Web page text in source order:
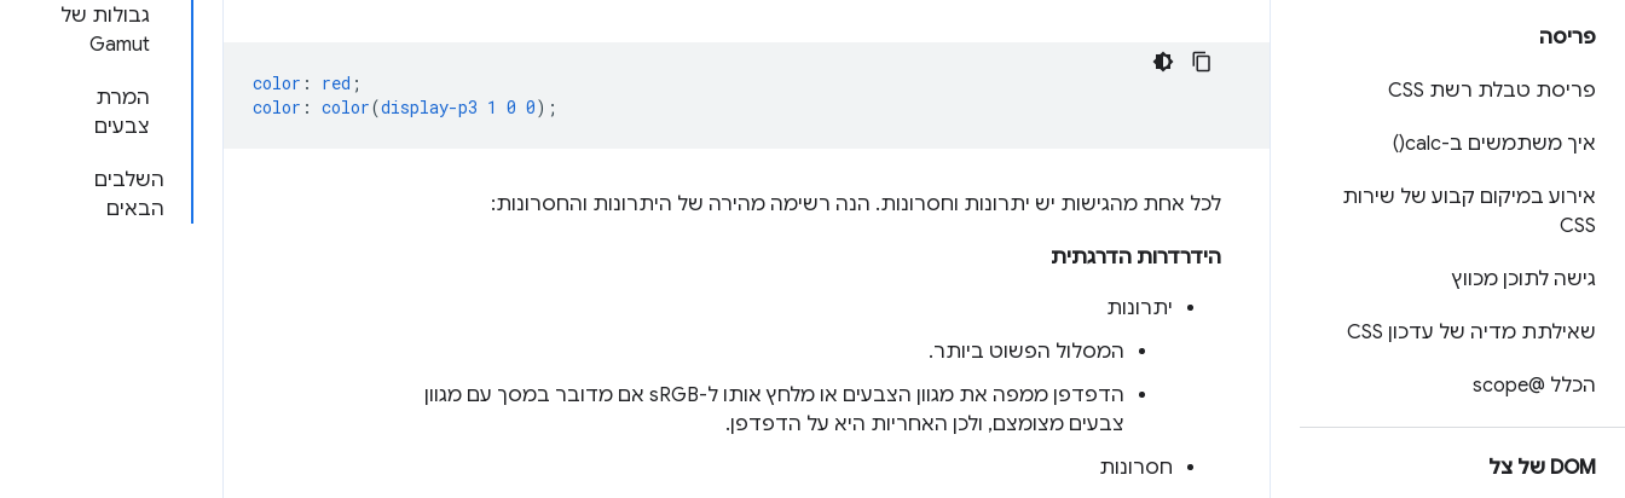
פריסה
פריסת טבלת רשת CSS
איך משתמשים ב-calc(
)
אירוע במיקום קבוע של שירות
CSS
גישה לתוכן מכווץ
שאילתת מדיה של עדכון CSS
הכלל @scope
DOM של צל
גבולות של
Gamut
המרת
צבעים
השלבים
הבאים
color : red ;
color : color(display-p3 1 0 0);
לכל אחת מהגישות יש יתרונות וחסרונות. הנה רשימה מהירה של היתרונות והחסרונות:
הידרדרות הדרגתית
יתרונות
המסלול הפשוט ביותר.
הדפדפן ממפה את מגוון הצבעים או מלחץ אותו ל-sRGB אם מדובר במסך עם מגוון
צבעים מצומצם, ולכן האחריות היא על הדפדפן.
חסרונות